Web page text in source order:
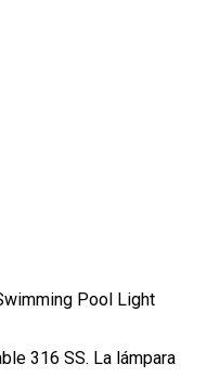
316 SS. La lámpara